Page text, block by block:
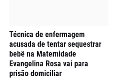
Técnica de enfermagem
acusada de tentar sequestrar
bebê na Maternidade
Evangelina Rosa vai para
prisão domiciliar